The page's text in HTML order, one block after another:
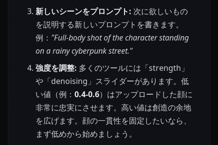
新しいシーンをプロンプト: 次に欲しいもの
を説明する新しいプロンプトを書きます。
例： "Full-body shot of the character standing
on a rainy cyberpunk street."
強度を調整: 多くのツールには「strength」
や「denoising」スライダーがあります。低
い値（例： 0.4-0.6）はアップロードした顔に
非常に忠実にさせます。高い値は創造の余地
を広げます。顔の一貫性を固定したいなら、
まず低めから始めましょう。